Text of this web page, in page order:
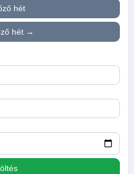
hét
hét →